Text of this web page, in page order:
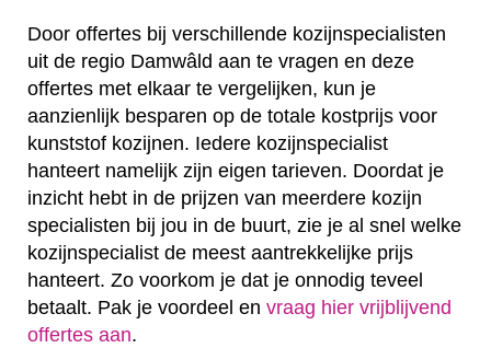
Door offertes bij verschillende kozijnspecialisten
uit de regio Damwâld aan te vragen en deze
offertes met elkaar te vergelijken, kun je
aanzienlijk besparen op de totale kostprijs voor
kunststof kozijnen. Iedere kozijnspecialist
hanteert namelijk zijn eigen tarieven. Doordat je
inzicht hebt in de prijzen van meerdere kozijn
specialisten bij jou in de buurt, zie je al snel welke
kozijnspecialist de meest aantrekkelijke prijs
hanteert. Zo voorkom je dat je onnodig teveel
betaalt. Pak je voordeel en vraag hier vrijblijvend
offertes aan.